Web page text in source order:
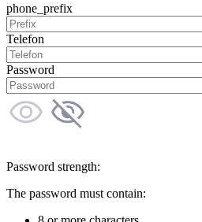
phone_prefix
Telefon
Password
Password strength:
The password must contain: